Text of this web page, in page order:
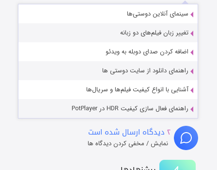
سینمای آنلاین دوستی‌ها
تغییر زبان فیلم‌های دو زبانه
اضافه کردن صدای دوبله به ویدئو
راهنمای دانلود از سایت دوستی ها
آشنایی با انواع کیفیت فیلم‌ها و سریال‌ها
راهنمای فعال سازی کیفیت HDR در PotPlayer
۲ دیدگاه ارسال شده است
نمایش / مخفی کردن دیدگاه ها